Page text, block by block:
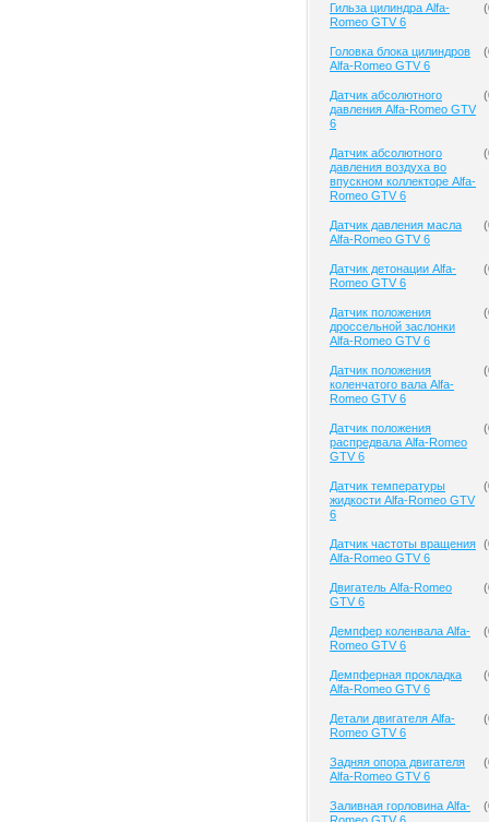
Гильза цилиндра Alfa-
Romeo GTV 6
(
Головка блока цилиндров
Alfa-Romeo GTV 6
(
Датчик абсолютного
давления Alfa-Romeo GTV
6
(
Датчик абсолютного
давления воздуха во
впускном коллекторе Alfa-
Romeo GTV 6
(
Датчик давления масла
Alfa-Romeo GTV 6
(
Датчик детонации Alfa-
Romeo GTV 6
(
Датчик положения
дроссельной заслонки
Alfa-Romeo GTV 6
(
Датчик положения
коленчатого вала Alfa-
Romeo GTV 6
(
Датчик положения
распредвала Alfa-Romeo
GTV 6
(
Датчик температуры
жидкости Alfa-Romeo GTV
6
(
Датчик частоты вращения
Alfa-Romeo GTV 6
(
Двигатель Alfa-Romeo
GTV 6
(
Демпфер коленвала Alfa-
Romeo GTV 6
(
Демпферная прокладка
Alfa-Romeo GTV 6
(
Детали двигателя Alfa-
Romeo GTV 6
(
Задняя опора двигателя
Alfa-Romeo GTV 6
(
Заливная горловина Alfa-
(